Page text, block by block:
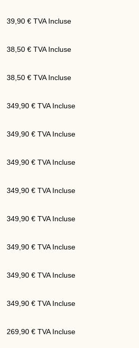
39,90 € TVA Incluse
38,50 € TVA Incluse
38,50 € TVA Incluse
349,90 € TVA Incluse
349,90 € TVA Incluse
349,90 € TVA Incluse
349,90 € TVA Incluse
349,90 € TVA Incluse
349,90 € TVA Incluse
349,90 € TVA Incluse
349,90 € TVA Incluse
269,90 € TVA Incluse